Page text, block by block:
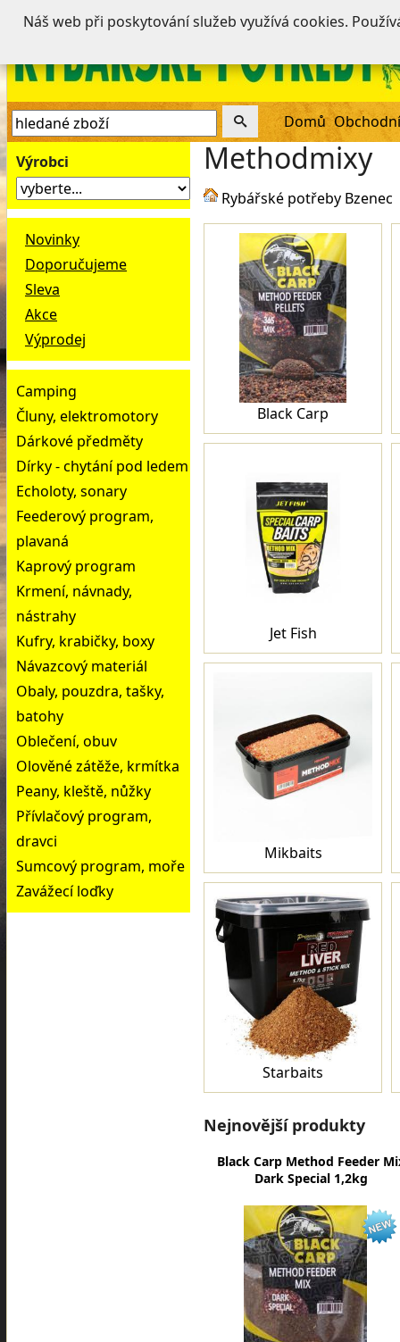
Domů
Výrobci
Novinky
Doporučujeme
Sleva
Akce
Výprodej
Camping
Čluny, elektromotory
Dárkové předměty
Dírky - chytání pod ledem
Echoloty, sonary
Feederový program,
plavaná
Kaprový program
Krmení, návnady,
nástrahy
Kufry, krabičky, boxy
Návazcový materiál
Obaly, pouzdra, tašky,
batohy
Oblečení, obuv
Olověné zátěže, krmítka
Peany, kleště, nůžky
Přívlačový program,
dravci
Sumcový program, moře
Zavážecí loďky
Methodmixy
Rybářské potřeby Bzenec
Black Carp
Jet Fish
Mikbaits
Starbaits
Nejnovější produkty
Black Carp Method Feeder
Dark Special 1,2kg
Náš web při poskytování služeb využívá cookies.